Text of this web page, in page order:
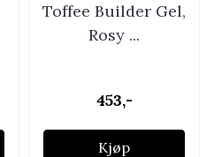
Toffee Builder Gel,
Rosy ...
453,-
Kjøp